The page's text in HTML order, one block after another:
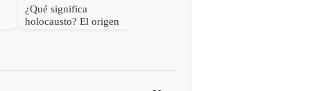
¿Qué significa
holocausto? El origen